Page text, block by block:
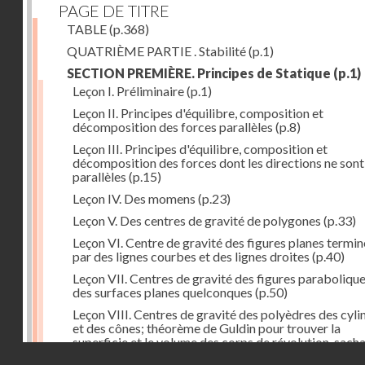
PAGE DE TITRE
TABLE(p.368)
QUATRIÈME PARTIE . Stabilité(p.1)
SECTION PREMIÈRE. Principes de Statique (p.1)
Leçon I. Préliminaire(p.1)
Leçon II. Principes d'équilibre, composition et
décomposition des forces parallèles (p.8)
Leçon III. Principes d'équilibre, composition et
décomposition des forces dont les directions ne
parallèles (p.15)
Leçon IV. Des momens (p.23)
Leçon V. Des centres de gravité de polygones (p.33)
Leçon VI. Centre de gravité des figures planes
par des lignes courbes et des lignes droites (p.40)
Leçon VII. Centres de gravité des figures
des surfaces planes quelconques (p.50)
Leçon VIII. Centres de gravité des polyèdres des
et des cônes; théorème de Guldin pour trouver la
superficie et le volume des corps de révolution,